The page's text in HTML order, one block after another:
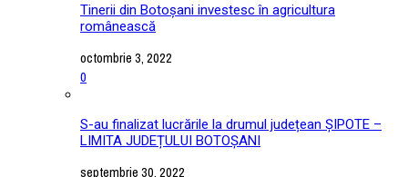
Tinerii din Botoșani investesc în agricultura
românească
octombrie 3, 2022
0
S-au finalizat lucrările la drumul județean ȘIPOTE –
LIMITA JUDEȚULUI BOTOȘANI
septembrie 30, 2022